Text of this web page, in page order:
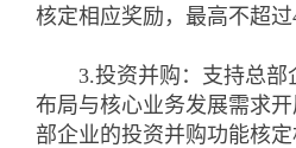
核定相应奖励，最高不超过
3.投资并购：支持总部
布局与核心业务发展需求
部企业的投资并购功能核